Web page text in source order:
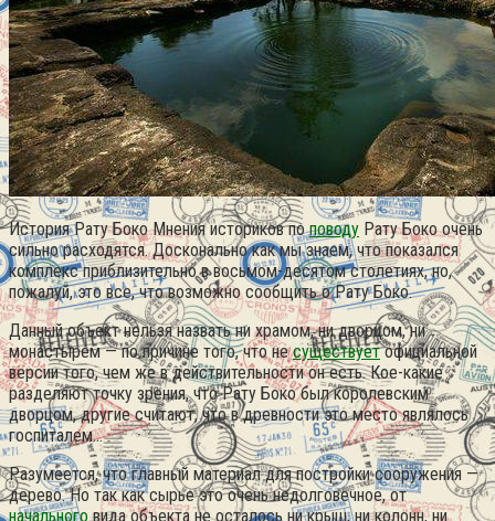
История Рату Боко Мнения историков поповоду Рату Боко очень
сильно расходятся.Досконально как мы знаем, что показался
комплекс приблизительно в восьмом-десятом столетиях, но,
пожалуй, это все, что возможно сообщить о Рату Боко.
Данный объект нельзя назвать ни храмом, ни дворцом, ни
монастырем — по причине того, что несуществуетофициальной
версии того, чем же в действительности он есть. Кое-какие
разделяют точку зрения, что Рату Боко был королевским
дворцом, другие считают, что в древности это место являлось
госпиталем…
Разумеется, что главный материал для постройки сооружения —
дерево. Но так как сырье это очень недолговечное, от
начальноговида объекта не осталось ни крыш, ни колонн, ни